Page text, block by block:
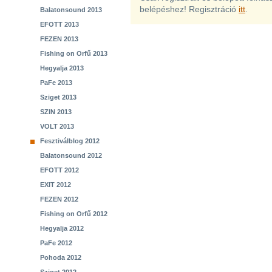
Balatonsound 2013
EFOTT 2013
FEZEN 2013
Fishing on Orfű 2013
Hegyalja 2013
PaFe 2013
Sziget 2013
SZIN 2013
VOLT 2013
Fesztiválblog 2012
Balatonsound 2012
EFOTT 2012
EXIT 2012
FEZEN 2012
Fishing on Orfű 2012
Hegyalja 2012
PaFe 2012
Pohoda 2012
belépéshez! Regisztráció itt